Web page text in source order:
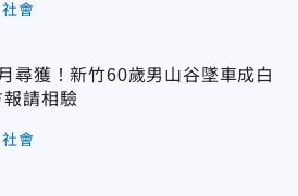
社會
尋獲！新竹60歲男山谷墜車成白
請相驗
社會